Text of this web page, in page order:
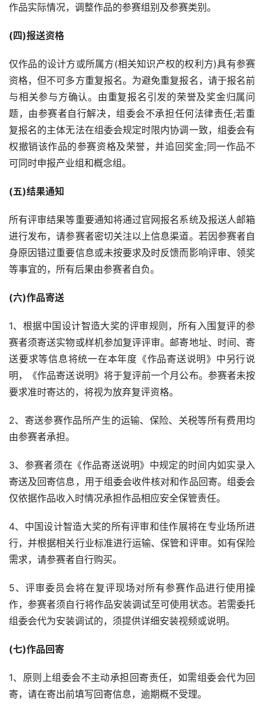
平
间
艺
术
工
业
素
竞
赛
登录 注册
作品实际情况，调整作品的参赛组别及参赛类别。
(四)报送资格
仅作品的设计方或所属方(相关知识产权的权利方)具有参赛
资格，但不可多方重复报名。为避免重复报名，请于报名前
与相关参与方确认。由重复报名引发的荣誉及奖金归属问
题，由参赛者自行解决，组委会不承担任何法律责任;若重
复报名的主体无法在组委会规定时限内协调一致，组委会有
权撤销该作品的参赛资格及荣誉，并追回奖金;同一作品不
可同时申报产业组和概念组。
(五)结果通知
所有评审结果等重要通知将通过官网报名系统及报送人邮箱
进行发布，请参赛者密切关注以上信息渠道。若因参赛者自
身原因错过重要信息或未按要求及时反馈而影响评审、领奖
等事宜的，所有后果由参赛者自负。
(六)作品寄送
1、根据中国设计智造大奖的评审规则，所有入围复评的参
赛者须寄送实物或样机参加复评评审。邮寄地址、时间、寄
送要求等信息将统一在本年度《作品寄送说明》中另行说
明，《作品寄送说明》将于复评前一个月公布。参赛者未按
要求准时寄达的，将视为放弃复评资格。
2、寄送参赛作品所产生的运输、保险、关税等所有费用均
由参赛者承担。
3、参赛者须在《作品寄送说明》中规定的时间内如实录入
寄送及回寄信息，用于组委会收件核对和作品回寄。组委会
仅依据作品收入时情况承担作品相应安全保管责任。
4、中国设计智造大奖的所有评审和佳作展将在专业场所进
行，并根据相关行业标准进行运输、保管和评审。如有保险
需求，请参赛者自行购买。
5、评审委员会将在复评现场对所有参赛作品进行使用操
作，参赛者须自行将作品安装调试至可使用状态。若需委托
组委会代为安装调试的，须提供详细安装视频或说明。
(七)作品回寄
1、原则上组委会不主动承担回寄责任，如需组委会代为回
寄，请在寄出前填写回寄信息，逾期概不受理。